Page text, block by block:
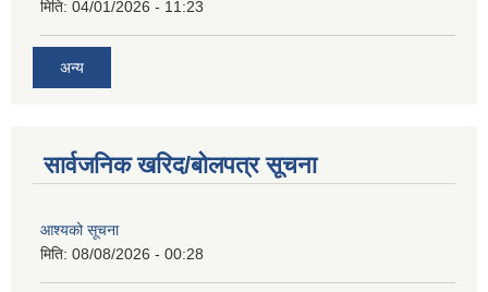
मिति: 04/01/2026 - 11:23
अन्य
सार्वजनिक खरिद/बोलपत्र सूचना
आश्यको सूचना
मिति: 08/08/2026 - 00:28